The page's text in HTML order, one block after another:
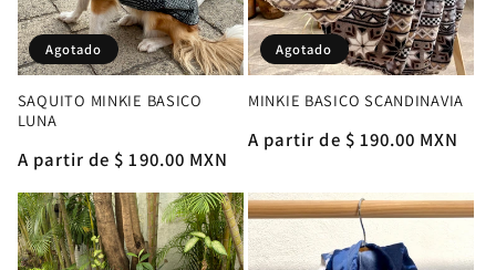
Agotado
SAQUITO MINKIE BASICO
LUNA
Precio
A partir de $ 190.00 MXN
Agotado
MINKIE BASICO SCANDINAVIA
Precio
A partir de $ 190.00 MXN